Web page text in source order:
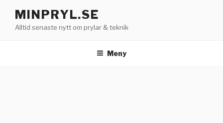
innehåll
MINPRYL.SE
Alltid senaste nytt om prylar & teknik
Meny